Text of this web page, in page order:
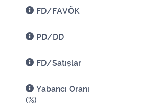
FD/FAVÖK
PD/DD
FD/Satışlar
Yabancı Oranı
(%)